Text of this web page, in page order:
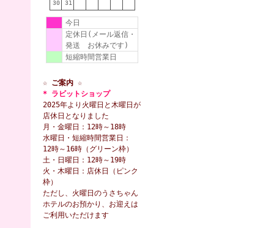
30 31
今日
定休日(メール返信・
発送 お休みです)
短縮時間営業日
☆ ご案内 ☆
* ラビットショップ
2025年より火曜日と木曜日が
店休日となりました
月・金曜日：12時～18時
水曜日・短縮時間営業日：
12時～16時（グリーン枠）
土・日曜日：12時～19時
火・木曜日：店休日（ピンク
枠）
ただし、火曜日のうさちゃん
ホテルのお預かり、お迎えは
ご利用いただけます